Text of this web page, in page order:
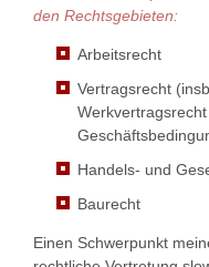
den Rechtsgebieten:
Arbeitsrecht
Vertragsrecht
Handels- und
Baurecht
Einen Schwerpunkt